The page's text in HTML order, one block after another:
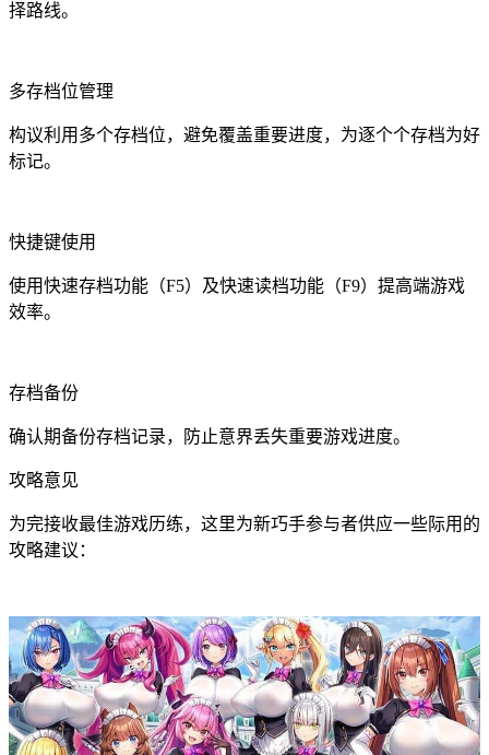
择路线。
多存档位管理
构议利用多个存档位，避免覆盖重要进度，为逐个个存档为好
标记。
快捷键使用
使用快速存档功能（F5）及快速读档功能（F9）提高端游戏
效率。
存档备份
确认期备份存档记录，防止意界丢失重要游戏进度。
攻略意见
为完接收最佳游戏历练，这里为新巧手参与者供应一些际用的
攻略建议：